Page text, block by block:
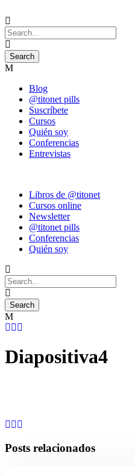
Blog
@titonet pills
Suscríbete
Cursos
Quién soy
Conferencias
Entrevistas
Libros de @titonet
Cursos online
Newsletter
@titonet pills
Conferencias
Quién soy
Diapositiva4
Posts relacionados